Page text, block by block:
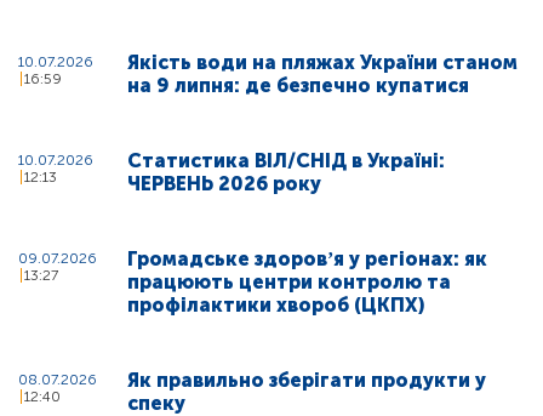
10.07.2026
16:59
Якість води на пляжах України станом
на 9 липня: де безпечно купатися
10.07.2026
12:13
Статистика ВІЛ/СНІД в Україні:
ЧЕРВЕНЬ 2026 року
09.07.2026
13:27
Громадське здоровʼя у регіонах: як
працюють центри контролю та
профілактики хвороб (ЦКПХ)
08.07.2026
12:40
Як правильно зберігати продукти у
спеку